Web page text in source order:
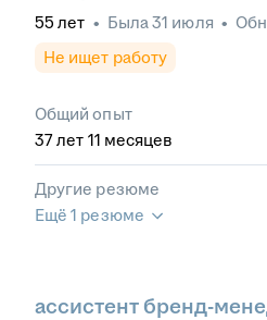
55 лет • Была31 июля •
Не ищет работу
Общий опыт
37лет 11 месяцев
Другие резюме
Ещё 1 резюме
ассистент бренд-